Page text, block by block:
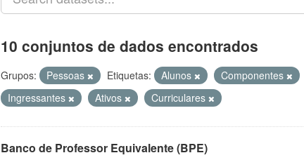
10 conjuntos de dados encontrados
Grupos: Pessoas Etiquetas: Alunos
Componentes
Ingressantes
Ativos Curriculares
Banco de Professor Equivalente (BPE)